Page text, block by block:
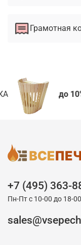
Грамотная
до
+7 (495) 363-
Пн-Пт с 10-00 до 18-00